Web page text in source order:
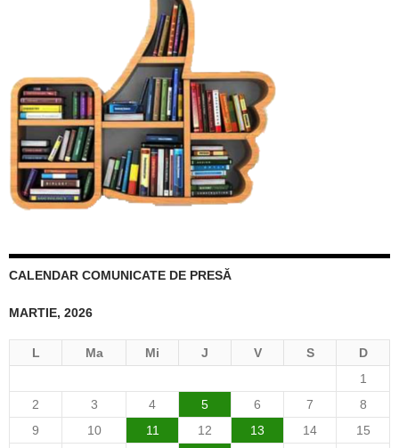
CALENDAR COMUNICATE DE PRESĂ
MARTIE, 2026
L Ma Mi J V S D
1
2
3 4 5 6 7
8
9
10 11 12 13 14
15